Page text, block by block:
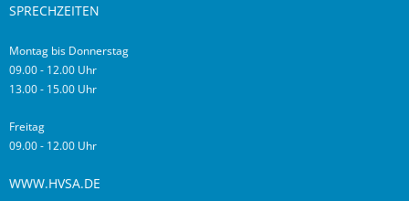
SPRECHZEITEN
Montag bis Donnerstag
09.00 - 12.00 Uhr
13.00 - 15.00 Uhr
Freitag
09.00 - 12.00 Uhr
WWW.HVSA.DE